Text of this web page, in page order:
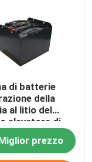
di batterie
della
al litio del
elevatore di
per il
di Hyster E
prezzo